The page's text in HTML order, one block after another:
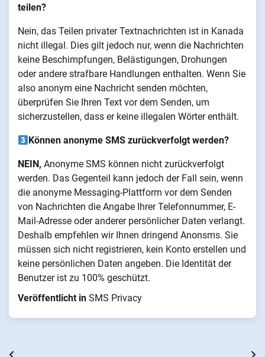
teilen?
Nein, das Teilen privater Textnachrichten ist in Kanada
nicht illegal. Dies gilt jedoch nur, wenn die Nachrichten
keine Beschimpfungen, Belästigungen, Drohungen
oder andere strafbare Handlungen enthalten. Wenn Sie
also anonym eine Nachricht senden möchten,
überprüfen Sie Ihren Text vor dem Senden, um
sicherzustellen, dass er keine illegalen Wörter enthält.
Können anonyme SMS zurückverfolgt werden?
NEIN, Anonyme SMS können nicht zurückverfolgt
werden. Das Gegenteil kann jedoch der Fall sein, wenn
die anonyme Messaging-Plattform vor dem Senden
von Nachrichten die Angabe Ihrer Telefonnummer, E-
Mail-Adresse oder anderer persönlicher Daten verlangt.
Deshalb empfehlen wir Ihnen dringend Anonsms. Sie
müssen sich nicht registrieren, kein Konto erstellen und
keine persönlichen Daten angeben. Die Identität der
Benutzer ist zu 100% geschützt.
Veröffentlicht in SMS Privacy